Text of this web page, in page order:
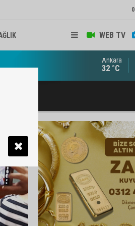
WEB TV
ve Arabulucu Rüstem Yiğit
Ankara
32 °C